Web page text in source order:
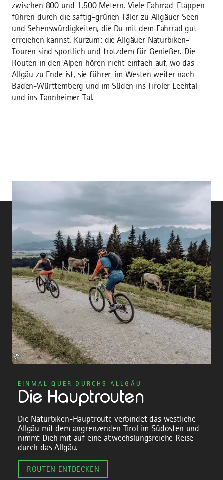
zwischen 800 und 1.500 Metern. Viele Fahrrad-Etappen
führen durch die saftig-grünen Täler zu Allgäuer Seen
und Sehenswürdigkeiten, die Du mit dem Fahrrad gut
erreichen kannst. Kurzum: die Allgäuer Naturbiken-
Touren sind sportlich und trotzdem für Genießer. Die
Routen in den Alpen hören nicht einfach auf, wo das
Allgäu zu Ende ist, sie führen im Westen weiter nach
Baden-Württemberg und im Süden ins Tiroler Lechtal
und ins Tannheimer Tal.
©
EINMAL QUER DURCHS ALLGÄU
Die Hauptrouten
Die Naturbiken-Hauptroute verbindet das westliche
Allgäu mit dem angrenzenden Tirol im Südosten und
nimmt Dich mit auf eine abwechslungsreiche Reise
durch das Allgäu.
ROUTEN ENTDECKEN